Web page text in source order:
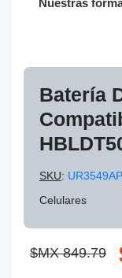
Nuestras
Batería
SKU:
Celulares
$MX 849.79